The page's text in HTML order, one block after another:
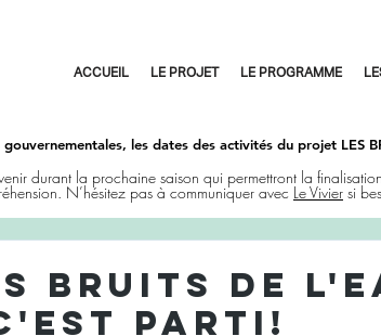
les dates des activités du projet LES
durant la prochaine saison qui permettront la
N’hésitez pas à communiquer avec Le Vivier si
ACCUEIL LE PROJET LE PROGRAMME
BRUITS DE
PARTI!